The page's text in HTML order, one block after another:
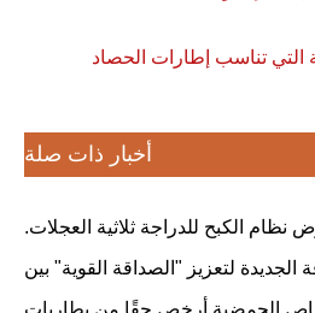
تناسب إطارات الحصاد
أخبار ذات صلة
الكبح للدراجة ثلاثية العجلات.
لتعزيز "الصداقة القوية" بين
الصين وصربيا بشكل مشترك.